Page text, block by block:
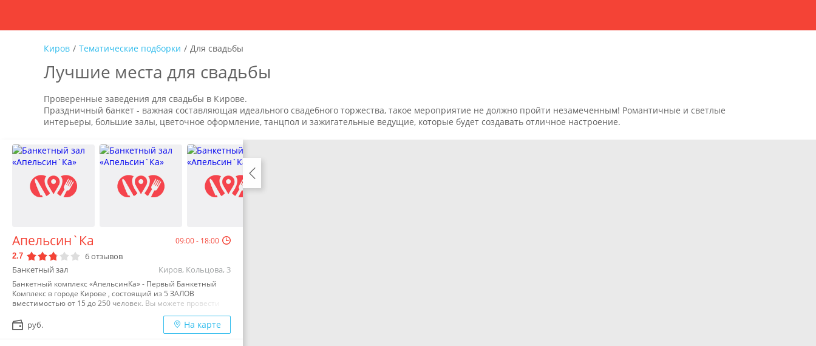
Киров / Тематические подборки / Для свадьбы
Лучшие места для свадьбы
Проверенные заведения для свадьбы в Кирове.
Праздничный банкет - важная составляющая идеального свадебного торжества, такое мероприятие не должно пройти незамеченным! Романтичные и светлые
интерьеры, большие залы, цветочное оформление, танцпол и зажигательные ведущие, которые будет создавать отличное настроение.
Апельсин`Ка 09:00 - 18:00
2.7 6отзывов
Банкетный зал
Киров, Кольцова, 3
Банкетный комплекс «АпельсинКа» - Первый Банкетный
Комплекс в городе Кирове , состоящий из 5 ЗАЛОВ
вместимостью от 15 до 250 человек. Вы можете провести
корпоративы, конференции и презентации, выпускные
вечера, детские праздники — мы сделаем Ваш праздник
руб. На карте